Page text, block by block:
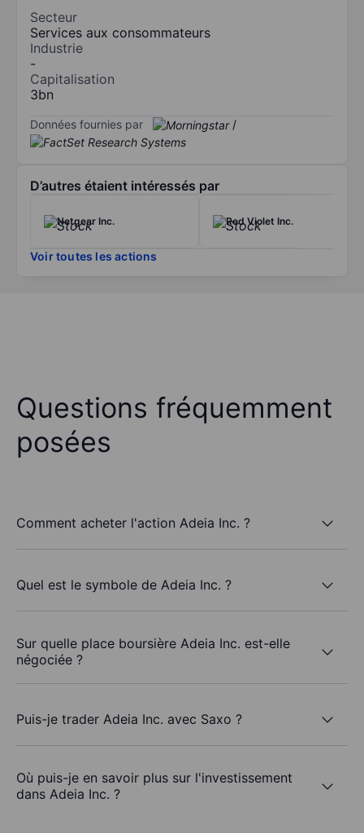
Secteur
Services aux consommateurs
Industrie
-
Capitalisation
3bn
Données fournies par /
D’autres étaient intéressés par
Netgear Inc. Red Violet Inc.
Voir toutes les actions
Questions fréquemment
posées
Comment acheter l'action Adeia Inc. ?
Quel est le symbole de Adeia Inc. ?
Sur quelle place boursière Adeia Inc. est-elle
négociée ?
Puis-je trader Adeia Inc. avec Saxo ?
Où puis-je en savoir plus sur l'investissement
dans Adeia Inc. ?